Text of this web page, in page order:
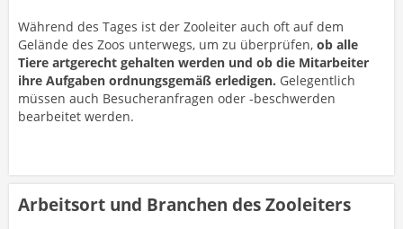
Während des Tages ist der Zooleiter auch oft auf dem
Gelände des Zoos unterwegs, um zu überprüfen, ob alle
Tiere artgerecht gehalten werden und ob die Mitarbeiter
ihre Aufgaben ordnungsgemäß erledigen. Gelegentlich
müssen auch Besucheranfragen oder -beschwerden
bearbeitet werden.
Arbeitsort und Branchen des Zooleiters